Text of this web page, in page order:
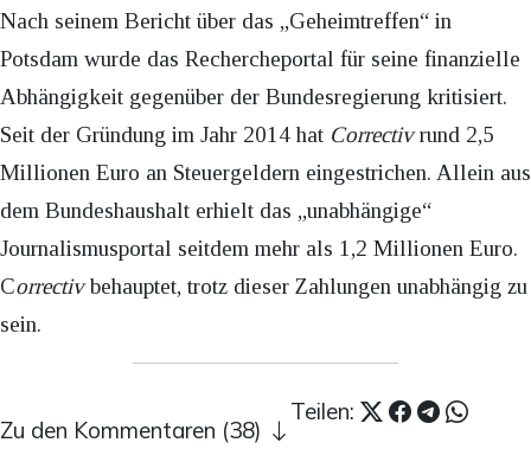
Nach seinem Bericht über das „Geheimtreffen“ in
Potsdam wurde das Rechercheportal für seine finanzielle
Abhängigkeit gegenüber der Bundesregierung kritisiert.
Seit der Gründung im Jahr 2014 hat Correctivrund 2,5
Millionen Euro an Steuergeldern eingestrichen. Allein aus
dem Bundeshaushalt erhielt das „unabhängige“
Journalismusportal seitdem mehr als 1,2 Millionen Euro.
Correctivbehauptet, trotz dieser Zahlungen unabhängig zu
sein.
Teilen:
Zu den Kommentaren (38)